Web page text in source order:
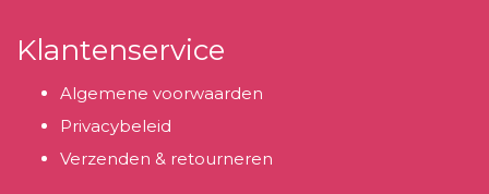
Klantenservice
Algemene voorwaarden
Privacybeleid
Verzenden & retourneren